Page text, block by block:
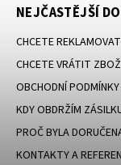
NEJČASTĚJŠÍ
CHCETE
CHCETE VRÁTIT
OBCHODNÍ PODMÍNKY
KDY OBDRŽÍM
PROČ BYLA
KONTAKTY A